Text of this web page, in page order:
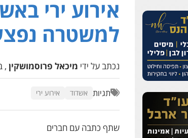
אירוע ירי
למשטרה נפצע
נכתב על ידי מיכאל פרוסמושקין , ב-23/
תגיות אשדוד אירוע ירי
שתף כתבה עם חברים